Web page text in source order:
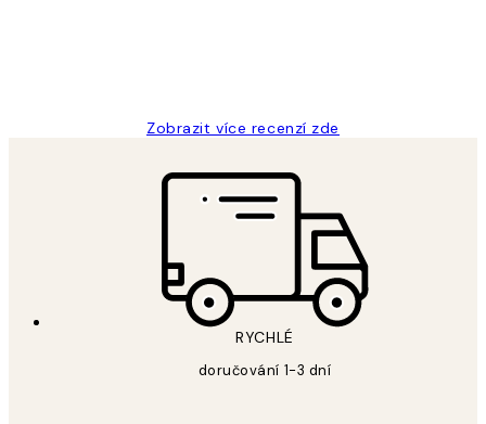
Zobrazit více recenzí zde
RYCHLÉ
doručování 1-3 dní